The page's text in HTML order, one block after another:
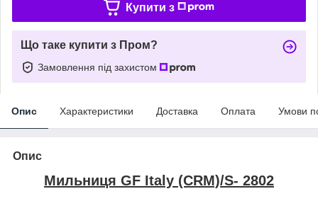
Купити з
Що таке купити з Пром?
Замовлення під захистом
Опис Характеристики Доставка Оплата Умови
Опис
Мильниця GF Italy (CRM)/S- 2802